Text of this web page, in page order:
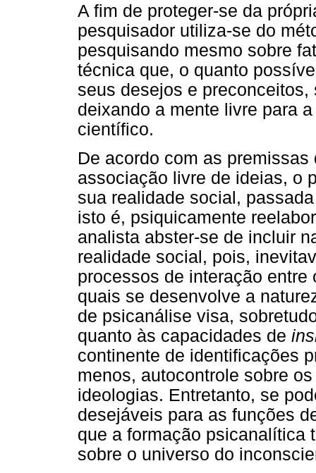
A fim de proteger-se da
pesquisador utiliza-se do
pesquisando mesmo sobre
técnica que, o quanto
seus desejos e
deixando a mente livre para
científico.
De acordo com as
associação livre de ideias, o
sua realidade social,
isto é, psiquicamente
analista abster-se de incluir
realidade social, pois,
processos de interação
quais se desenvolve a
de psicanálise visa,
quanto às capacidades de
continente de identificações
menos, autocontrole sobre
ideologias. Entretanto, se
desejáveis para as funções
que a formação psicanalítica
sobre o universo do